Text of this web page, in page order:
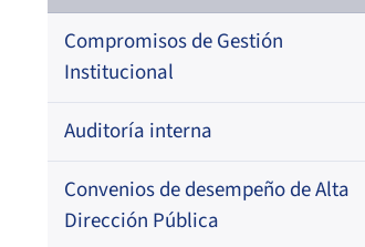
Definiciones estratégicas
Superintendencia contrata personal
Compromisos de Gestión
Institucional
1. Formulación Metas de Eficiencia
2. Resultado Metas de Eficiencia
Institucional (MEI)
Auditoría interna
Convenios de desempeño de Alta
Dirección Pública